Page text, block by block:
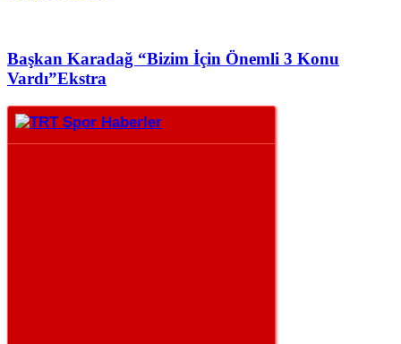
Başkan Karadağ “Bizim İçin Önemli 3 Konu
Vardı”Ekstra